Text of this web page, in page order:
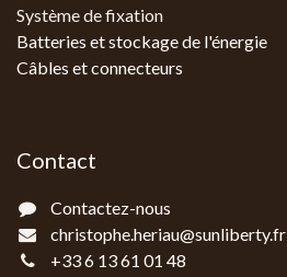
Système de fixation
Batteries et stockage de l'énergie
Câbles et connecteurs
Contact
Contactez-nous
christophe.heriau@sunliberty.fr
+33 6 13 61 01 48‬